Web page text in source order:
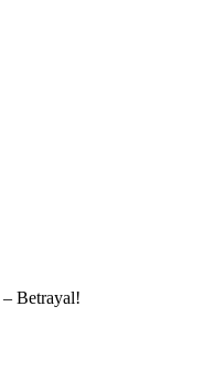
Betrayal!